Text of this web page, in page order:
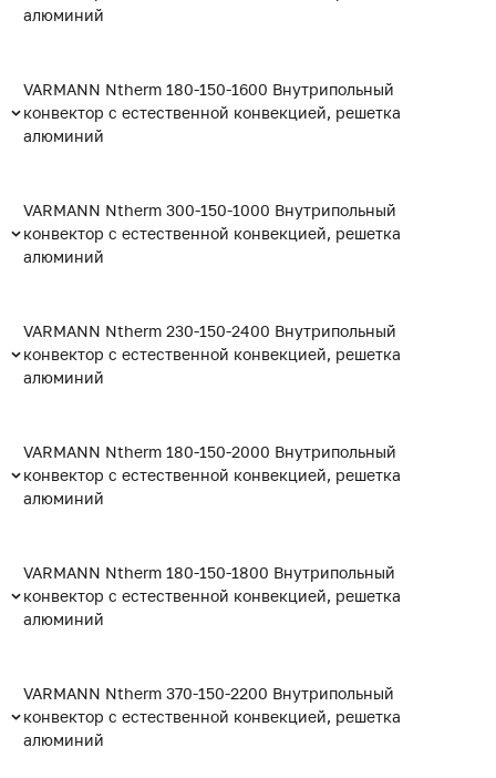
алюминий
VARMANN Ntherm 180-150-1600 Внутрипольный
конвектор с естественной конвекцией, решетка
алюминий
VARMANN Ntherm 300-150-1000 Внутрипольный
конвектор с естественной конвекцией, решетка
алюминий
VARMANN Ntherm 230-150-2400 Внутрипольный
конвектор с естественной конвекцией, решетка
алюминий
VARMANN Ntherm 180-150-2000 Внутрипольный
конвектор с естественной конвекцией, решетка
алюминий
VARMANN Ntherm 180-150-1800 Внутрипольный
конвектор с естественной конвекцией, решетка
алюминий
VARMANN Ntherm 370-150-2200 Внутрипольный
конвектор с естественной конвекцией, решетка
алюминий